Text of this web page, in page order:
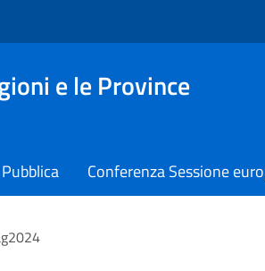
e le Province
Conferenza Sessione